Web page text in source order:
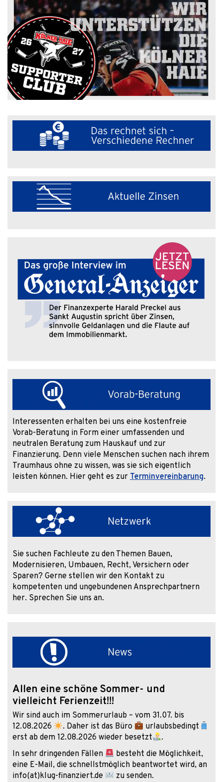
Interessenten erhalten bei uns eine kostenfreie
Vorab-Beratung in Form einer umfassenden und
neutralen Beratung zum Hauskauf und zur
Finanzierung. Denn viele Menschen suchen nach ihrem
Traumhaus ohne zu wissen, was sie sich eigentlich
leisten können. Hier geht es zur Terminvereinbarung.
Sie suchen Fachleute zu den Themen Bauen,
Modernisieren, Umbauen, Recht, Versichern oder
Sparen? Gerne stellen wir den Kontakt zu
kompetenten und ungebundenen Ansprechpartnern
her. Sprechen Sie uns an.
Allen eine schöne Sommer- und
vielleicht Ferienzeit!!!
Wir sind auch im Sommerurlaub – vom 31.07. bis
12.08.2026
. Daher ist das Büro
urlaubsbedingt
erst ab dem 12.08.2026 wieder besetzt
.
In sehr dringenden Fällen
besteht die Möglichkeit,
eine E-Mail, die schnellstmöglich beantwortet wird, an
info(at)klug-finanziert.de
zu senden.